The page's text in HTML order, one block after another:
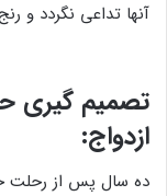
آن‏ها تداعی نگردد و
تصمیم گیری
ازدواج:
ده سال پس از رحلت